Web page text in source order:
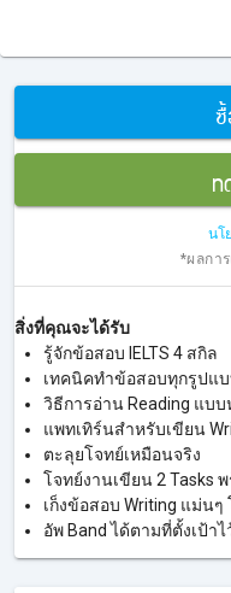
นโ
*ผลกา
สิ่งที่คุณจะได้รับ
รู้จักข้อสอบ IELTS 4 สกิล
เทคนิคทำข้อสอบทุกรูปแ
วิธีการอ่าน Reading แบ
แพทเทิร์นสำหรับเขียน
ตะลุยโจทย์เหมือนจริง
โจทย์งานเขียน 2 Tasks
เก็งข้อสอบ Writing แม่นๆ
อัพ Band ได้ตามที่ตั้งเป้าไ